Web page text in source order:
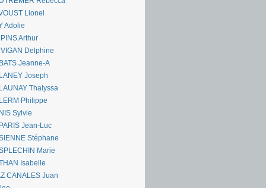
Lionel
Adolie
Arthur
Delphine
Jeanne-A
Joseph
Thalyssa
Philippe
Sylvie
Jean-Luc
Stéphane
Marie
Isabelle
CANALES Juan